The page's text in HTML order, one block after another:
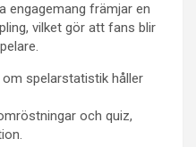
engagemang främjar en
vilket gör att fans blir
om spelarstatistik håller
och quiz,